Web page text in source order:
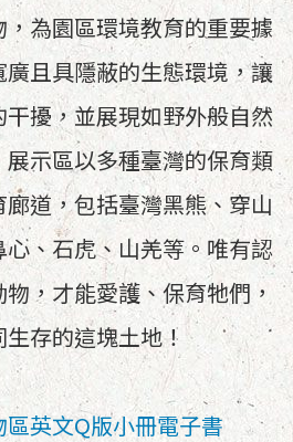
為園區環境教育的重要據
且具隱蔽的生態環境，讓
擾，並展現如野外般自然
示區以多種臺灣的保育類
道，包括臺灣黑熊、穿山
、石虎、山羌等。唯有認
，才能愛護、保育牠們，
存的這塊土地！
區英文Q版小冊電子書